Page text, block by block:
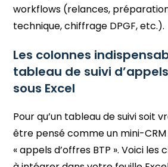
workflows (relances,
technique, chiffrage DPGF, etc.).
Les colonnes
tableau de suivi
sous Excel
Pour qu’un tableau de suivi soit
être pensé comme un mini-
« appels d’offres BTP ». Voici